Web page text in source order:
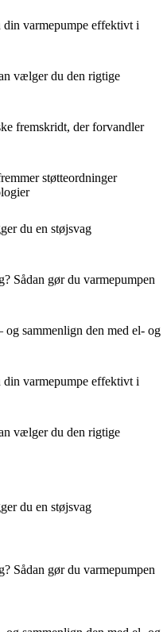
din varmepumpe effektivt i
vælger du den rigtige
fremskridt, der forvandler
støtteordninger
du en støjsvag
Sådan gør du varmepumpen
og sammenlign den med el- og
din varmepumpe effektivt i
vælger du den rigtige
du en støjsvag
Sådan gør du varmepumpen